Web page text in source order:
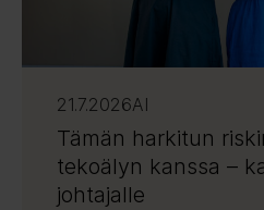
21.7.2026AI
Tämän harkitun
tekoälyn kanssa –
johtajalle